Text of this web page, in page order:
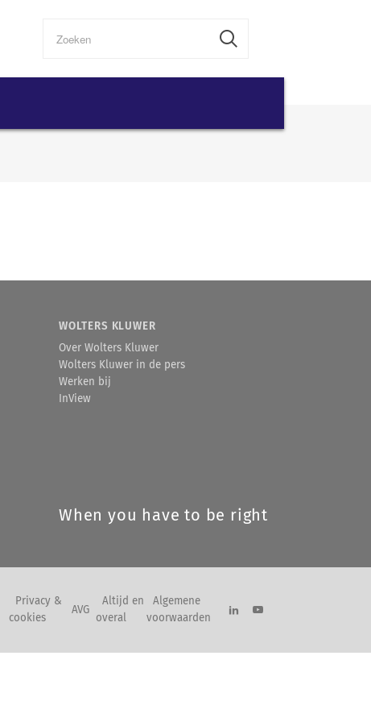
WOLTERS KLUWER
Over Wolters Kluwer
Wolters Kluwer in de pers
Werken bij
InView
When you have to be right
Privacy &
cookies
AVG
Altijd en
overal
Algemene
voorwaarden